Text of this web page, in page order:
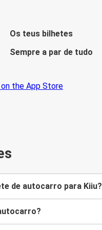
Os teus bilhetes
Sempre a par de tudo
de autocarro para Kiiu?